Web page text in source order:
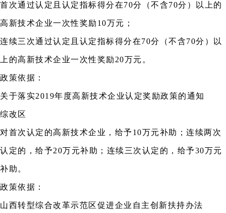
首次通过认定且认定指标得分在70分（不含70分）以上的
高新技术企业一次性奖励10万元；
连续三次通过认定且认定指标得分在70分（不含70分）以
上的高新技术企业一次性奖励20万元。
政策依据：
关于落实2019年度高新技术企业认定奖励政策的通知
综改区
对首次认定的高新技术企业，给予10万元补助；连续两次
认定的，给予20万元补助；连续三次认定的，给予30万元
补助。
政策依据：
山西转型综合改革示范区促进企业自主创新扶持办法